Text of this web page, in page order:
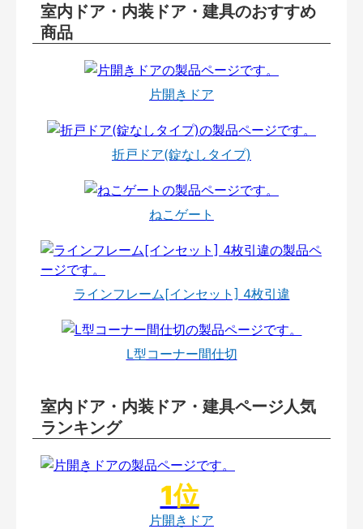
室内ドア・内装ドア・建具のおすすめ
商品
片開きドア
折戸ドア(錠なしタイプ)
ねこゲート
ラインフレーム[インセット] 4枚引違
L型コーナー間仕切
室内ドア・内装ドア・建具ページ人気
ランキング
片開きドア